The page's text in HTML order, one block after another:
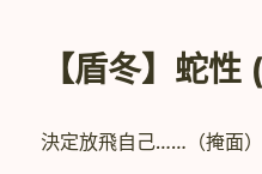
天
八
【盾冬】蛇性
決定放飛自己……（掩面）